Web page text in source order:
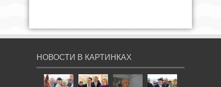
НОВОСТИ В КАРТИНКАХ